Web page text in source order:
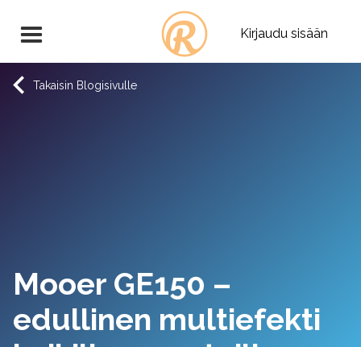
Kirjaudu sisään
Takaisin Blogisivulle
Mooer GE150 –
edullinen multiefekti